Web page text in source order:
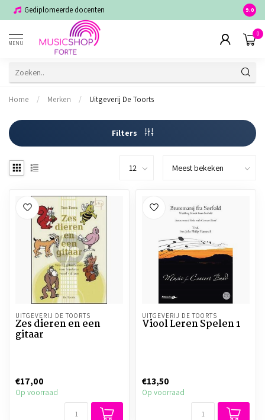
Gediplomeerde docenten Voor
9.0
MENU
0
Home / Merken / Uitgeverij De Toorts
Filters
UITGEVERIJ DE TOORTS
Zes dieren en een
gitaar
€17,00
Op voorraad
UITGEVERIJ DE TOORTS
Viool Leren Spelen 1
€13,50
Op voorraad